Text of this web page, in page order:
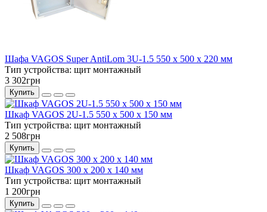
Шафа VAGOS Super AntiLom 3U-1.5 550 х 500 х 220 мм
Тип устройства: щит монтажный
3 302грн
Купить
Шкаф VAGOS 2U-1.5 550 х 500 х 150 мм
Тип устройства: щит монтажный
2 508грн
Купить
Шкаф VAGOS 300 х 200 х 140 мм
Тип устройства: щит монтажный
1 200грн
Купить